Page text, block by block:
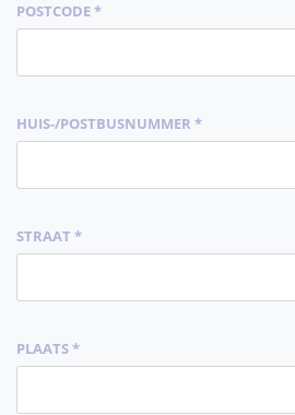
POSTCODE *
HUIS-/POSTBUSNUMMER *
STRAAT *
PLAATS *